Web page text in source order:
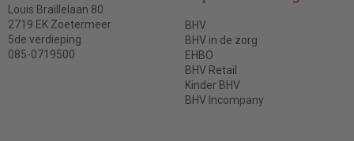
Louis Braillelaan 80
2719 EK Zoetermeer
5de verdieping
085-0719500
BHV
BHV in de zorg
EHBO
BHV Retail
Kinder BHV
BHV Incompany